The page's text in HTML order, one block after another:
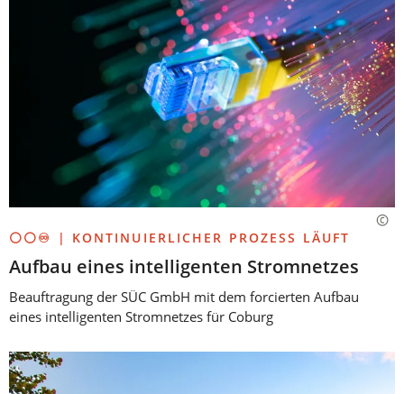
⚪⚪♾️ | KONTINUIERLICHER PROZESS LÄUFT
Aufbau eines intelligenten Stromnetzes
Beauftragung der SÜC GmbH mit dem forcierten Aufbau
eines intelligenten Stromnetzes für Coburg